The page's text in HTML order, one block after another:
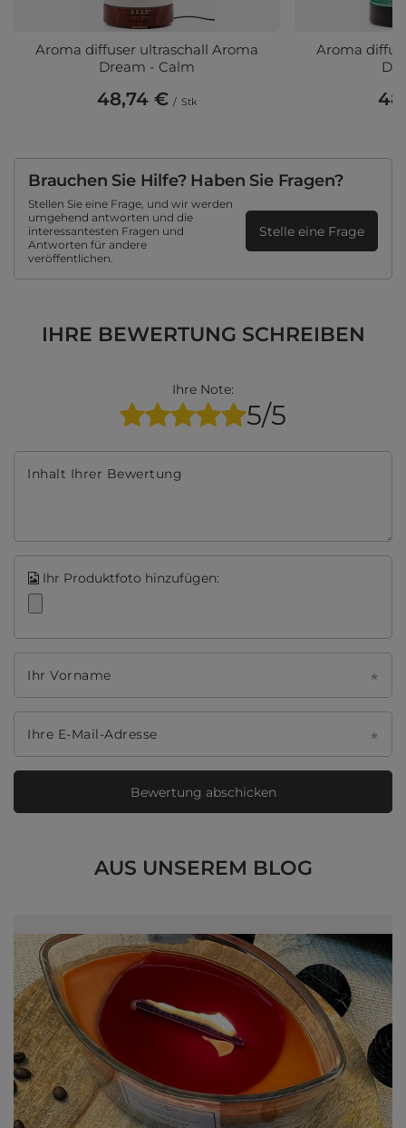
Aroma diffuser ultraschall Aroma
Dream - Calm
48,74 € / Stk
Aroma
Brauchen Sie Hilfe? Haben Sie Fragen?
Stellen Sie eine Frage, und wir werden
umgehend antworten und die
interessantesten Fragen und
Antworten für andere
veröffentlichen.
Stelle eine Frage
IHRE BEWERTUNG SCHREIBEN
Ihre Note:
5/5
Inhalt Ihrer Bewertung
Ihr Produktfoto hinzufügen:
Ihr Vorname
Ihre E-Mail-Adresse
Bewertung abschicken
AUS UNSEREM BLOG